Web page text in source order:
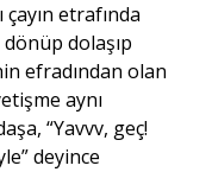
etrafında
dolaşıp
efradından olan
aynı
“Yavvv, geç!
deyince